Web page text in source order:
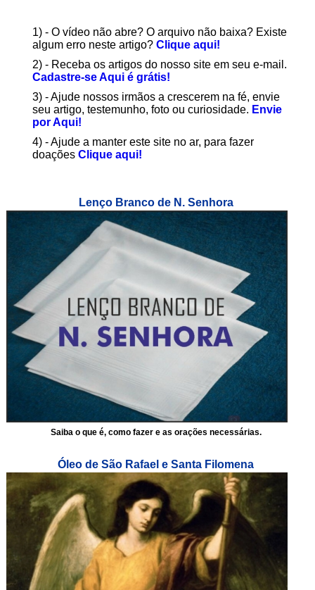
1) - O vídeo não abre? O arquivo não baixa? Existe
algum erro neste artigo? Clique aqui!
2) - Receba os artigos do nosso site em seu e-mail.
Cadastre-se Aqui é grátis!
3) - Ajude nossos irmãos a crescerem na fé, envie
seu artigo, testemunho, foto ou curiosidade. Envie
por Aqui!
4) - Ajude a manter este site no ar, para fazer
doações Clique aqui!
Lenço Branco de N. Senhora
Saiba o que é, como fazer e as orações necessárias.
Óleo de São Rafael e Santa Filomena